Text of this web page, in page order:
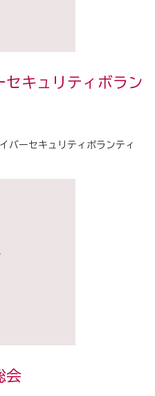
キュリティボラン
バーセキュリティボランティ
会